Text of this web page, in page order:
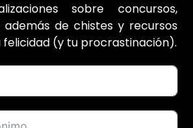
sobre concursos,
de chistes y recursos
(y tu procrastinación).